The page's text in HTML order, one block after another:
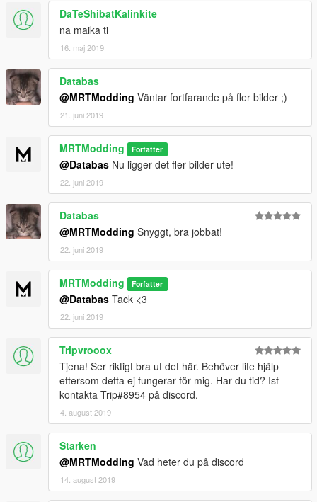
DaTeShibatKalinkite
na maika ti
16. maj 2019
Databas
@MRTModding Väntar fortfarande på fler bilder ;)
21. juni 2019
MRTModding Forfatter
@Databas Nu ligger det fler bilder ute!
22. juni 2019
Databas
@MRTModding Snyggt, bra jobbat!
22. juni 2019
MRTModding Forfatter
@Databas Tack <3
22. juni 2019
Tripvrooox
Tjena! Ser riktigt bra ut det här. Behöver lite hjälp
eftersom detta ej fungerar för mig. Har du tid? Isf
kontakta Trip#8954 på discord.
4. august 2019
Starken
@MRTModding Vad heter du på discord
14. august 2019